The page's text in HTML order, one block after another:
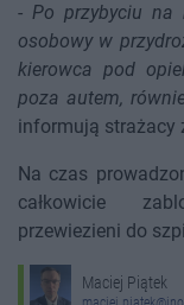
- Po przybyciu na
osobowy w
kierowca pod
poza autem,
informują strażacy
Na czas
całkowicie
przewiezieni do
Maciej Piątek